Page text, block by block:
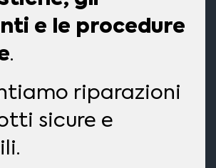
e le procedure
.
riparazioni
sicure e